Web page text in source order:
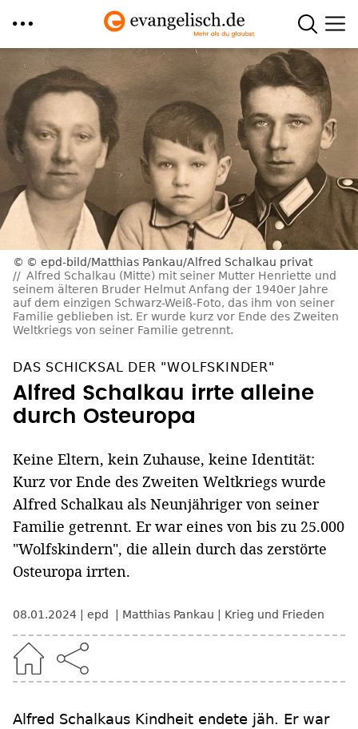
zum
Inhalt
© epd-bild/Matthias Pankau/Alfred Schalkau privat
Alfred Schalkau (Mitte) mit seiner Mutter Henriette und
seinem älteren Bruder Helmut Anfang der 1940er Jahre
auf dem einzigen Schwarz-Weiß-Foto, das ihm von seiner
Familie geblieben ist. Er wurde kurz vor Ende des Zweiten
Weltkriegs von seiner Familie getrennt.
DAS SCHICKSAL DER "WOLFSKINDER"
Alfred Schalkau irrte alleine
durch Osteuropa
Keine Eltern, kein Zuhause, keine Identität:
Kurz vor Ende des Zweiten Weltkriegs wurde
Alfred Schalkau als Neunjähriger von seiner
Familie getrennt. Er war eines von bis zu 25.000
"Wolfskindern", die allein durch das zerstörte
Osteuropa irrten.
08.01.2024 epd Matthias Pankau Krieg und Frieden
Alfred Schalkaus Kindheit endete jäh. Er war